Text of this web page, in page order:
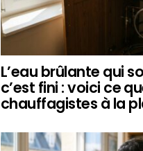
L’eau brûlante qui
c’est fini : voici ce
chauffagistes à la